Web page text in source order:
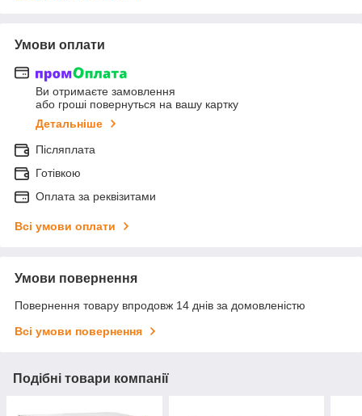
Умови оплати
Ви отримаєте замовлення
або гроші повернуться на вашу картку
Детальніше
Післяплата
Готівкою
Оплата за реквізитами
Всі умови оплати
Умови повернення
Повернення товару впродовж 14 днів за домовленістю
Всі умови повернення
Подібні товари компанії